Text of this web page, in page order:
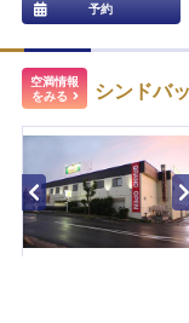
予約
空満情報
をみる
シンドバ